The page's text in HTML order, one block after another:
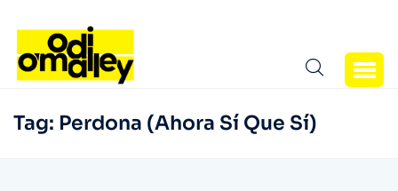
Tag: Perdona (Ahora Sí Que Sí)